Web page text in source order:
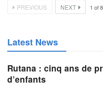
PREVIOUS NEXT 1 of
Latest News
Rutana : cinq ans de
d’enfants